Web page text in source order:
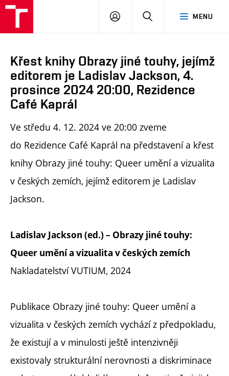
MENU
PŘIHLÁSIT
Křest knihy Obrazy jiné touhy, jejímž
editorem je Ladislav Jackson, 4.
prosince 2024 20:00, Rezidence
Café Kaprál
Ve středu 4. 12. 2024 ve 20:00 zveme
do Rezidence Café Kaprál na představení a křest
knihy Obrazy jiné touhy: Queer umění a vizualita
v českých zemích, jejímž editorem je Ladislav
Jackson.
Ladislav Jackson (ed.) – Obrazy jiné touhy:
Queer umění a vizualita v českých zemích
Nakladatelství VUTIUM, 2024
Publikace Obrazy jiné touhy: Queer umění a
vizualita v českých zemích vychází z předpokladu,
že existují a v minulosti ještě intenzivněji
existovaly strukturální nerovnosti a diskriminace